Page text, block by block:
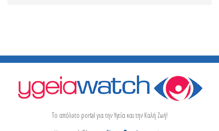
Το απόλυτο portal για την Υγεία και την Καλή Ζωή!